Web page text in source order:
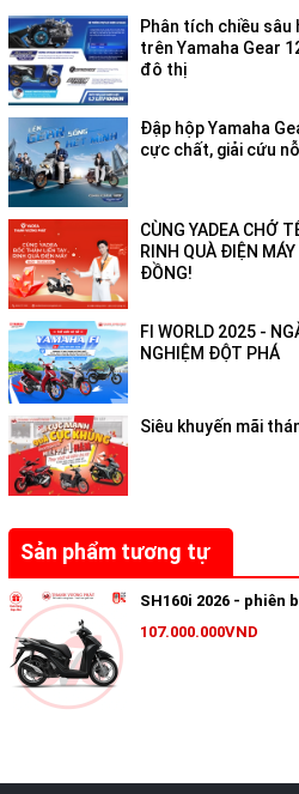
Cụm đèn trước được trang bị đồng
với thiết kế mới cao cấp, hài hòa
phía trước của xe.
Mặt nạ trước mang hơi hướng thời
chi tiết trung tâm tôn lên hình ảnh
không kém phần sang trọng, lịch
nhìn từ phía trước là chi tiết mạ
chữ V mở rộng, được thiết kế theo
dòng xe hơi và xe thế thao cao cấp.
Cụm đèn hậu và
tế
Đuôi xe có thiết kế tinh xảo với
kết hợp với tay dắt sau được vuốt
ĐỘNG CƠ
Phân tích chiều sâu
trên Yamaha Gear
đô thị
Đập hộp Yamaha
cực chất, giải cứu
CÙNG YADEA CHỞ
RINH QUÀ ĐIỆN
ĐỒNG!
FI WORLD 2025 -
NGHIỆM ĐỘT PHÁ
Siêu khuyến mãi
Sản phẩm tương tự
SH160i 2026 - phiên
107.000.000VND